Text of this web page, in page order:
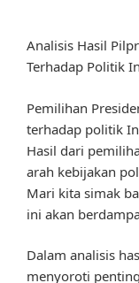
Analisis Hasil
Terhadap Politik
Pemilihan
terhadap politik
Hasil dari
arah kebijakan
Mari kita simak
ini akan
Dalam analisis
menyoroti